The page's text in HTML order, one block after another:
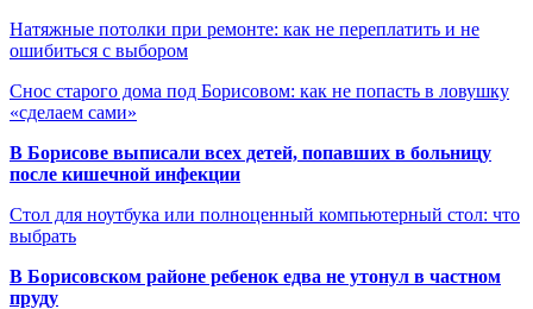
Натяжные потолки при ремонте: как не переплатить и не
ошибиться с выбором
Снос старого дома под Борисовом: как не попасть в ловушку
«сделаем сами»
В Борисове выписали всех детей, попавших в больницу
после кишечной инфекции
Стол для ноутбука или полноценный компьютерный стол: что
выбрать
В Борисовском районе ребенок едва не утонул в частном
пруду